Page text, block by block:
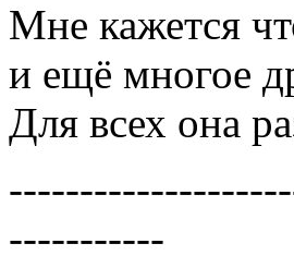
Мне кажется
и ещё многое
Для всех она
-----------